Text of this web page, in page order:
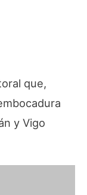
que,
y Vigo